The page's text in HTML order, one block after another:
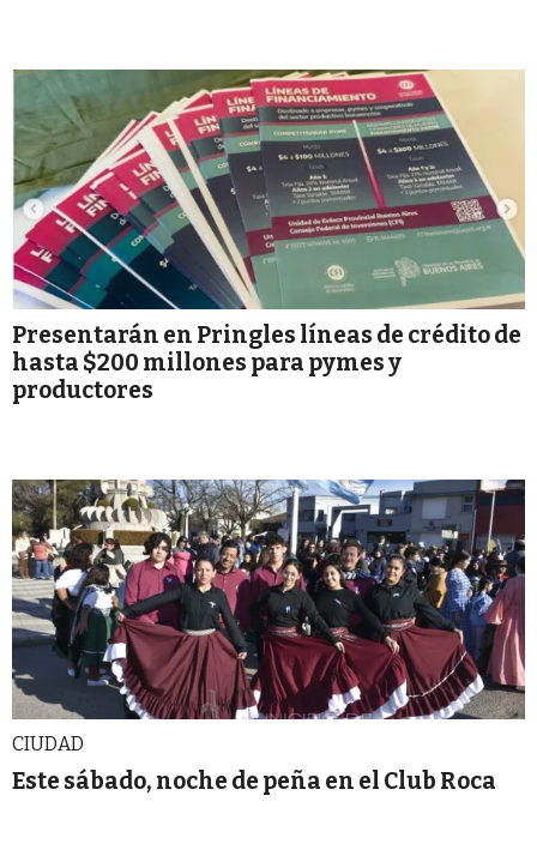
Presentarán en Pringles líneas de crédito de
hasta $200 millones para pymes y
productores
CIUDAD
Este sábado, noche de peña en el Club Roca